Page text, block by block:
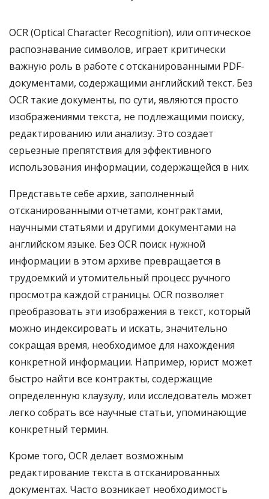
OCR (Optical Character Recognition), или оптическое
распознавание символов, играет критически
важную роль в работе с отсканированными PDF-
документами, содержащими английский текст. Без
OCR такие документы, по сути, являются просто
изображениями текста, не подлежащими поиску,
редактированию или анализу. Это создает
серьезные препятствия для эффективного
использования информации, содержащейся в них.
Представьте себе архив, заполненный
отсканированными отчетами, контрактами,
научными статьями и другими документами на
английском языке. Без OCR поиск нужной
информации в этом архиве превращается в
трудоемкий и утомительный процесс ручного
просмотра каждой страницы. OCR позволяет
преобразовать эти изображения в текст, который
можно индексировать и искать, значительно
сокращая время, необходимое для нахождения
конкретной информации. Например, юрист может
быстро найти все контракты, содержащие
определенную клаузулу, или исследователь может
легко собрать все научные статьи, упоминающие
конкретный термин.
Кроме того, OCR делает возможным
редактирование текста в отсканированных
документах. Часто возникает необходимость